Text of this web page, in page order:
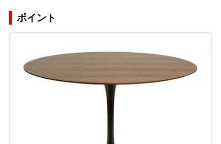
ポイント